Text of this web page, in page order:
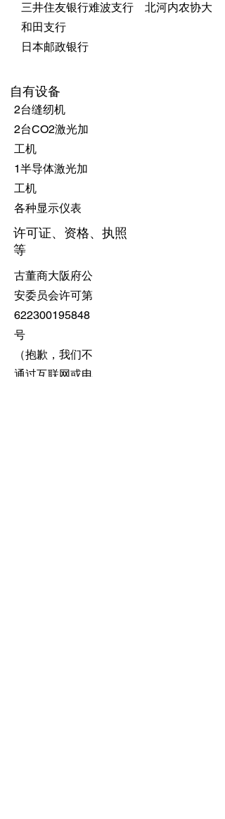
三井住友银行难波支行 北河内农协大
和田支行
日本邮政银行
自有设备
2台缝纫机
2台CO2激光加
工机
​1半导体激光加
工机
​各种显示仪表
许可证、资格、执照
等
​古董商大阪府公
安委员会许可第
622300195848
号
​（抱歉，我们不
通过互联网或电